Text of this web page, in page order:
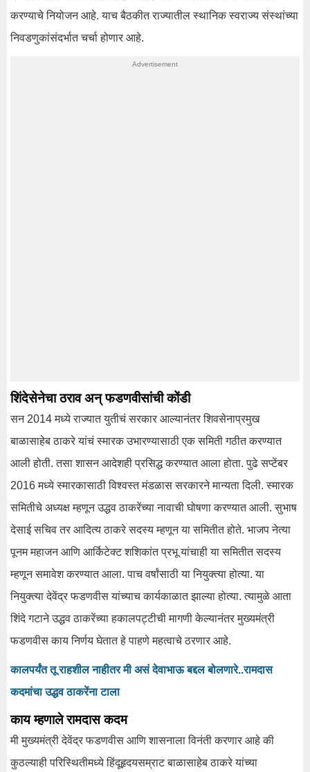
करण्याचे नियोजन आहे. याच बैठकीत राज्यातील स्थानिक स्वराज्य संस्थांच्या
निवडणुकांसंदर्भात चर्चा होणार आहे.
शिंदेसेनेचा ठराव अन् फडणवीसांची कोंडी
सन 2014 मध्ये राज्यात युतीचं सरकार आल्यानंतर शिवसेनाप्रमुख
बाळासाहेब ठाकरे यांचं स्मारक उभारण्यासाठी एक समिती गठीत करण्यात
आली होती. तसा शासन आदेशही प्रसिद्ध करण्यात आला होता. पुढे सप्टेंबर
2016 मध्ये स्मारकासाठी विश्वस्त मंडळास सरकारने मान्यता दिली. स्मारक
समितीचे अध्यक्ष म्हणून उद्धव ठाकरेंच्या नावाची घोषणा करण्यात आली. सुभाष
देसाई सचिव तर आदित्य ठाकरे सदस्य म्हणून या समितीत होते. भाजप नेत्या
पूनम महाजन आणि आर्किटेक्ट शशिकांत प्रभू यांचाही या समितीत सदस्य
म्हणून समावेश करण्यात आला. पाच वर्षांसाठी या नियुक्त्या होत्या. या
नियुक्त्या देवेंद्र फडणवीस यांच्याच कार्यकाळात झाल्या होत्या. त्यामुळे आता
शिंदे गटाने उद्धव ठाकरेंच्या हकालपट्टीची मागणी केल्यानंतर मुख्यमंत्री
फडणवीस काय निर्णय घेतात हे पाहणे महत्वाचे ठरणार आहे.
कालपर्यंत तू राहशील नाहीतर मी असं देवाभाऊ बद्दल बोलणारे..रामदास
कदमांचा उद्धव ठाकरेंना टाला
काय म्हणाले रामदास कदम
मी मुख्यमंत्री देवेंद्र फडणवीस आणि शासनाला विनंती करणार आहे की
कुठल्याही परिस्थितीमध्ये हिंदूहृदयसम्राट बाळासाहेब ठाकरे यांच्या